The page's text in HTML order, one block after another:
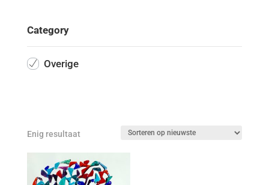
Category
Overige
Enig resultaat